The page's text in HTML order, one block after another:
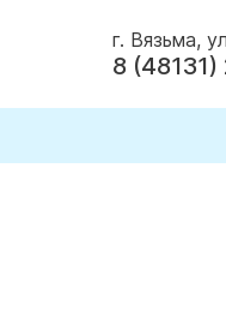
г. Вязьма,
8